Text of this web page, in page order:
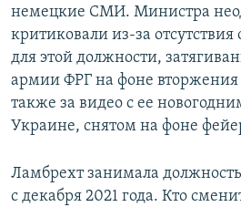
немецкие СМИ. Министра
критиковали из-за
для этой должности,
армии ФРГ на фоне вторжения
также за видео с ее
Украине, снятом на фоне
Ламбрехт занимала
с декабря 2021 года. Кто